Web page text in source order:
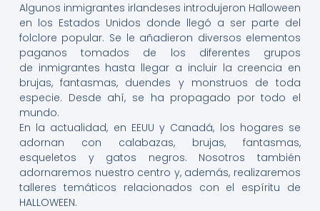
Algunos inmigrantes irlandeses introdujeron Halloween
en los Estados Unidos donde llegó a ser parte del
folclore popular. Se le añadieron diversos elementos
paganos tomados de los diferentes grupos
de inmigrantes hasta llegar a incluir la creencia en
brujas, fantasmas, duendes y monstruos de toda
especie. Desde ahí, se ha propagado por todo el
mundo.
En la actualidad, en EEUU y Canadá, los hogares se
adornan con calabazas, brujas, fantasmas,
esqueletos y gatos negros. Nosotros también
adornaremos nuestro centro y, además, realizaremos
talleres temáticos relacionados con el espíritu de
HALLOWEEN.